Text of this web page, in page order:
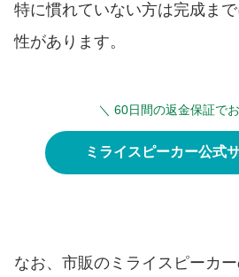
特に慣れていない方は完成ま
性があります。
＼ 60日間の返金保証で
ミライスピーカー公式
なお、市販のミライスピーカ